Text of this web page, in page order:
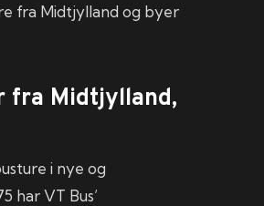
fra Midtjylland og byer
fra Midtjylland,
i nye og
har VT Bus’